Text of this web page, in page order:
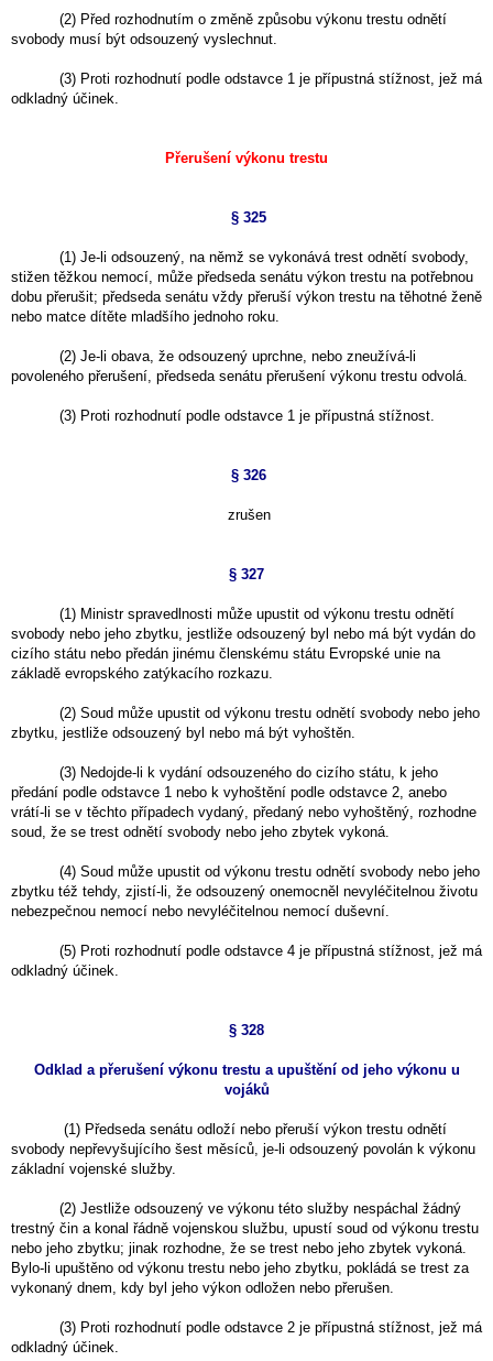
(2) Před rozhodnutím o změně způsobu výkonu trestu odnětí
svobody musí být odsouzený vyslechnut.
(3) Proti rozhodnutí podle odstavce 1 je přípustná stížnost, jež má
odkladný účinek.
Přerušení výkonu trestu
§ 325
(1) Je-li odsouzený, na němž se vykonává trest odnětí svobody,
stižen těžkou nemocí, může předseda senátu výkon trestu na potřebnou
dobu přerušit; předseda senátu vždy přeruší výkon trestu na těhotné ženě
nebo matce dítěte mladšího jednoho roku.
(2) Je-li obava, že odsouzený uprchne, nebo zneužívá-li
povoleného přerušení, předseda senátu přerušení výkonu trestu odvolá.
(3) Proti rozhodnutí podle odstavce 1 je přípustná stížnost.
§ 326
zrušen
§ 327
(1) Ministr spravedlnosti může upustit od výkonu trestu odnětí
svobody nebo jeho zbytku, jestliže odsouzený byl nebo má být vydán do
cizího státu nebo předán jinému členskému státu Evropské unie na
základě evropského zatýkacího rozkazu.
(2) Soud může upustit od výkonu trestu odnětí svobody nebo jeho
zbytku, jestliže odsouzený byl nebo má být vyhoštěn.
(3) Nedojde-li k vydání odsouzeného do cizího státu, k jeho
předání podle odstavce 1 nebo k vyhoštění podle odstavce 2, anebo
vrátí-li se v těchto případech vydaný, předaný nebo vyhoštěný, rozhodne
soud, že se trest odnětí svobody nebo jeho zbytek vykoná.
(4) Soud může upustit od výkonu trestu odnětí svobody nebo jeho
zbytku též tehdy, zjistí-li, že odsouzený onemocněl nevyléčitelnou životu
nebezpečnou nemocí nebo nevyléčitelnou nemocí duševní.
(5) Proti rozhodnutí podle odstavce 4 je přípustná stížnost, jež má
odkladný účinek.
§ 328
Odklad a přerušení výkonu trestu a upuštění od jeho výkonu u
vojáků
(1) Předseda senátu odloží nebo přeruší výkon trestu odnětí
svobody nepřevyšujícího šest měsíců, je-li odsouzený povolán k výkonu
základní vojenské služby.
(2) Jestliže odsouzený ve výkonu této služby nespáchal žádný
trestný čin a konal řádně vojenskou službu, upustí soud od výkonu trestu
nebo jeho zbytku; jinak rozhodne, že se trest nebo jeho zbytek vykoná.
Bylo-li upuštěno od výkonu trestu nebo jeho zbytku, pokládá se trest za
vykonaný dnem, kdy byl jeho výkon odložen nebo přerušen.
(3) Proti rozhodnutí podle odstavce 2 je přípustná stížnost, jež má
odkladný účinek.